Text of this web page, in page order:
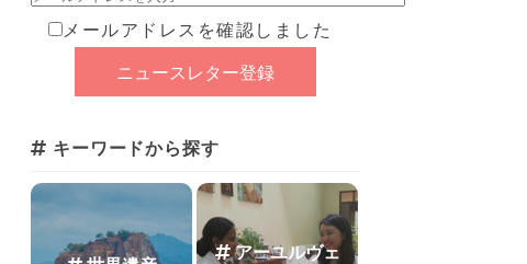
メールアドレスを確認しました
キーワードから探す
アーユルヴェ